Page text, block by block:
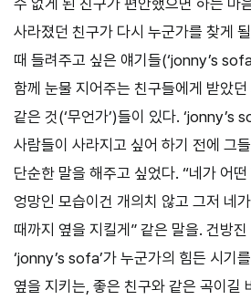
수 없게 된 친구가 편안했으면 하는 마
사라졌던 친구가 다시 누군가를 찾게
때 들려주고 싶은 얘기들(‘jonny’s
함께 눈물 지어주는 친구들에게 받았
같은 것(‘무언가’)들이 있다. ‘jonny’s
사람들이 사라지고 싶어 하기 전에 그
단순한 말을 해주고 싶었다. “네가 어
엉망인 모습이건 개의치 않고 그저 네
때까지 옆을 지킬게” 같은 말을. 건방
‘jonny’s sofa’가 누군가의 힘든 시기
옆을 지키는, 좋은 친구와 같은 곡이길